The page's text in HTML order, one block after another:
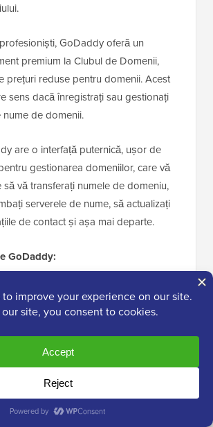
GoDaddy oferă un
premium la Clubul de Domenii,
prețuri reduse pentru domenii. Acest
sens dacă înregistrați sau gestionați
nume de domenii.
are o interfață puternică, ușor de
gestionarea domeniilor, care vă
să vă transferați numele de domeniu,
serverele de nume, să actualizați
de contact și așa mai departe.
GoDaddy:
de multe intrări de pe această
SSL gratuit nu este inclus cu
include de obicei unul dacă
pentru el dacă cumpărați
de domeniu.